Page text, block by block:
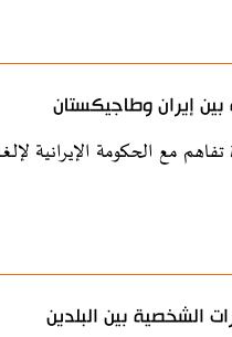
بين إيران وطاجيكستان
مع الحكومة الإيرانية
الشخصية بين البلدين